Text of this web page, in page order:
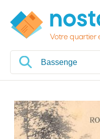
Votre quartier